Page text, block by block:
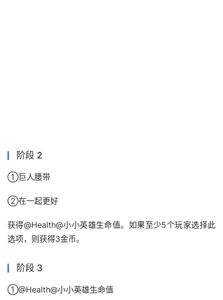
阶段 2
①巨人腰带
②在一起更好
获得@Health@小小英雄生命值。如果至少5个玩家选择此
选项，则获得3金币。
阶段 3
①@Health@小小英雄生命值